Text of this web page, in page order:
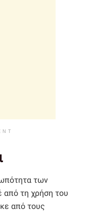
των
από τη χρήση του
από τους